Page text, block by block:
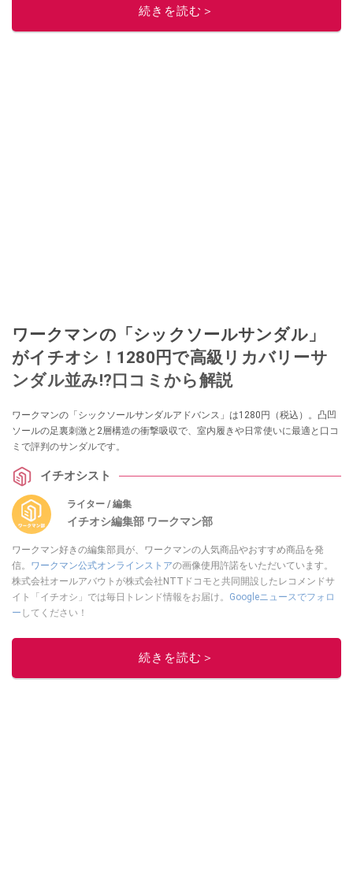
続きを読む＞
ワークマンの「シックソールサンダル」
がイチオシ！1280円で高級リカバリーサ
ンダル並み!?口コミから解説
ワークマンの「シックソールサンダルアドバンス」は1280円（税込）。凸凹
ソールの足裏刺激と2層構造の衝撃吸収で、室内履きや日常使いに最適と口コ
ミで評判のサンダルです。
イチオシスト
ライター / 編集
イチオシ編集部 ワークマン部
ワークマン好きの編集部員が、ワークマンの人気商品やおすすめ商品を発
信。 ワークマン公式オンラインストアの画像使用許諾をいただいています。
株式会社オールアバウトが株式会社NTTドコモと共同開設したレコメンドサ
イト「イチオシ」では毎日トレンド情報をお届け。 Googleニュースでフォロ
ー してください！
このイチオシストの他の記事を読む
続きを読む＞